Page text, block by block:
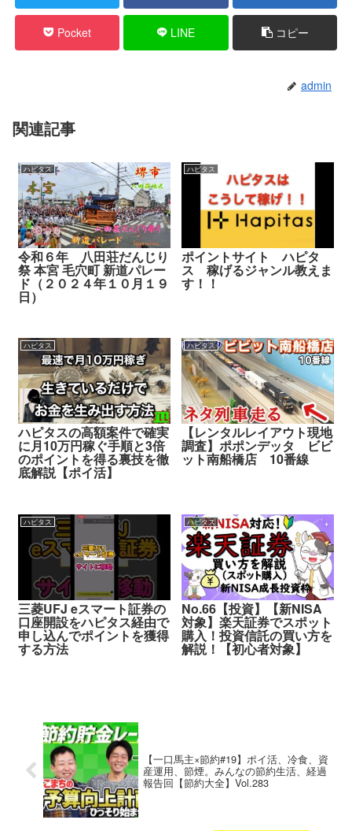
Pocket LINE コピー
admin
関連記事
ハピタス
令和６年 八田荘だんじり
祭 本宮 毛穴町 新道パレー
ド（２０２４年１０月１９
日）
ハピタス
ポイントサイト ハピタ
ス 稼げるジャンル教えま
す！！
ハピタス
ハピタスの高額案件で確実
に月10万円稼ぐ手順と3倍
のポイントを得る裏技を徹
底解説【ポイ活】
ハピタス
【レンタルレイアウト現地
調査】ポポンデッタ ビビ
ット南船橋店 10番線
ハピタス
三菱UFJ eスマート証券の
口座開設をハピタス経由で
申し込んでポイントを獲得
する方法
ハピタス
No.66【投資】【新NISA
対象】楽天証券でスポット
購入！投資信託の買い方を
解説！【初心者対象】
【一口馬主×節約#19】ポイ活、冷食、資
産運用、節煙。みんなの節約生活、経過
報告回【節約大全】Vol.283